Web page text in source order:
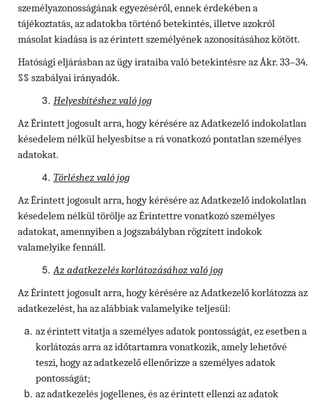
személyazonosságának egyezéséről, ennek érdekében a
tájékoztatás, az adatokba történő betekintés, illetve azokról
másolat kiadása is az érintett személyének azonosításához kötött.
Hatósági eljárásban az ügy irataiba való betekintésre az Ákr. 33–34.
§§ szabályai irányadók.
Helyesbítéshez való jog
Az Érintett jogosult arra, hogy kérésére az Adatkezelő indokolatlan
késedelem nélkül helyesbítse a rá vonatkozó pontatlan személyes
adatokat.
Törléshez való jog
Az Érintettjogosult arra, hogy kérésére az Adatkezelő indokolatlan
késedelem nélkül törölje az Érintettre vonatkozó személyes
adatokat, amennyiben a jogszabályban rögzített indokok
valamelyike fennáll.
Az adatkezelés korlátozásához való jog
Az Érintett jogosult arra, hogy kérésére az Adatkezelő korlátozza az
adatkezelést, ha az alábbiak valamelyike teljesül:
az érintett vitatja a személyes adatok pontosságát, ez esetben a
korlátozás arra az időtartamra vonatkozik, amely lehetővé
teszi, hogy az adatkezelő ellenőrizze a személyes adatok
pontosságát;
az adatkezelés jogellenes, és az érintett ellenzi az adatok